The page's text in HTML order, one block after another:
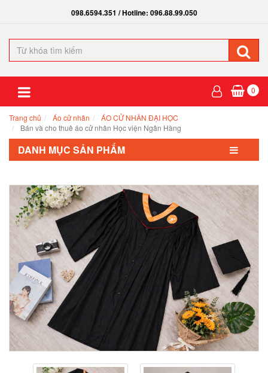
098.6594.351 / Hotline: 096.88.99.050
0
Trang chủ Áo cử nhân
ÁO CỬ NHÂN ĐẠI HỌC
Bán và cho thuê áo cử nhân Học viện Ngân Hàng
DANH MỤC SẢN PHẨM